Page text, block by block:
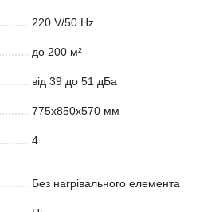
220 V/50 Hz
до 200 м²
від 39 до 51 дБа
775х850х570 мм
4
Без нагрівального елемента